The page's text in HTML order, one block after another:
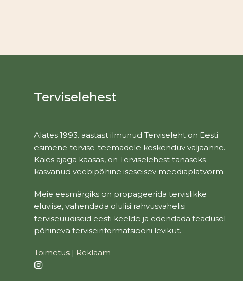
Terviselehest
Alates 1993. aastast ilmunud Terviseleht on Eesti
esimene tervise-teemadele keskenduv väljaanne.
Käies ajaga kaasas, on Terviselehest tänaseks
kasvanud veebipõhine iseseisev meediaplatvorm.
Meie eesmärgiks on propageerida tervislikke
eluviise, vahendada olulisi rahvusvahelisi
terviseuudiseid eesti keelde ja edendada teadusel
põhineva terviseinformatsiooni levikut.
Toimetus | Reklaam